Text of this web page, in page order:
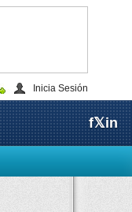
Inicia Sesión
f𝕏in